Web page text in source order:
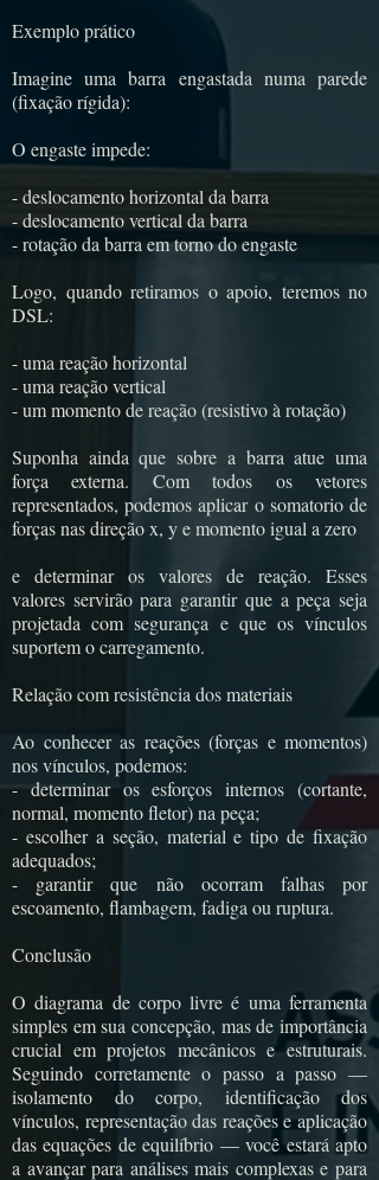
Exemplo prático
Imagine uma barra engastada numa parede
(fixação rígida):
O engaste impede:
- deslocamento horizontal da barra
- deslocamento vertical da barra
- rotação da barra em torno do engaste
Logo, quando retiramos o apoio, teremos no
DSL:
- uma reação horizontal
- uma reação vertical
- um momento de reação (resistivo à rotação)
Suponha ainda que sobre a barra atue uma
força externa. Com todos os vetores
representados, podemos aplicar o somatorio de
forças nas direção x, y e momento igual a zero
e determinar os valores de reação. Esses
valores servirão para garantir que a peça seja
projetada com segurança e que os vínculos
suportem o carregamento.
Relação com resistência dos materiais
Ao conhecer as reações (forças e momentos)
nos vínculos, podemos:
- determinar os esforços internos (cortante,
normal, momento fletor) na peça;
- escolher a seção, material e tipo de fixação
adequados;
- garantir que não ocorram falhas por
escoamento, flambagem, fadiga ou ruptura.
Conclusão
O diagrama de corpo livre é uma ferramenta
simples em sua concepção, mas de importância
crucial em projetos mecânicos e estruturais.
Seguindo corretamente o passo a passo —
isolamento do corpo, identificação dos
vínculos, representação das reações e aplicação
das equações de equilíbrio — você estará apto
a avançar para análises mais complexas e para